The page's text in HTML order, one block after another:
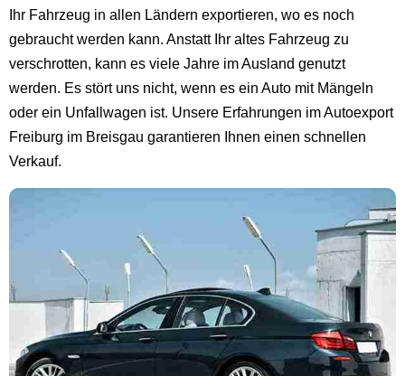
Ihr Fahrzeug in allen Ländern exportieren, wo es noch
gebraucht werden kann. Anstatt Ihr altes Fahrzeug zu
verschrotten, kann es viele Jahre im Ausland genutzt
werden. Es stört uns nicht, wenn es ein Auto mit Mängeln
oder ein Unfallwagen ist. Unsere Erfahrungen im Autoexport
Freiburg im Breisgau garantieren Ihnen einen schnellen
Verkauf.